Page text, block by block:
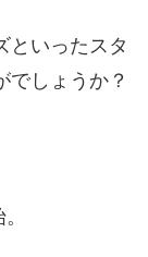
といったスタ
でしょうか？